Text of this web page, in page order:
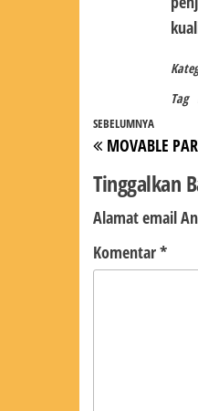
Tag
Navigasi
pos
Pos
Sebelumnya
SEBELUMNYA
MOVABLE
Tinggalkan
Alamat email
Komentar*